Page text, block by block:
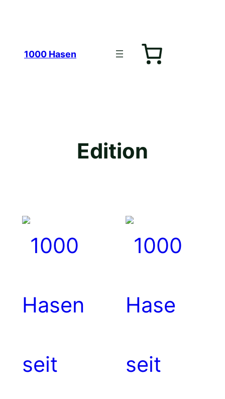
springen
1000 Hasen
Edition